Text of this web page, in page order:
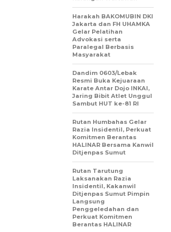
Harakah BAKOMUBIN DKI
Jakarta dan FH UHAMKA
Gelar Pelatihan
Advokasi serta
Paralegal Berbasis
Masyarakat
Dandim 0603/Lebak
Resmi Buka Kejuaraan
Karate Antar Dojo INKAI,
Jaring Bibit Atlet Unggul
Sambut HUT ke-81 RI
Rutan Humbahas Gelar
Razia Insidentil, Perkuat
Komitmen Berantas
HALINAR Bersama Kanwil
Ditjenpas Sumut
Rutan Tarutung
Laksanakan Razia
Insidentil, Kakanwil
Ditjenpas Sumut Pimpin
Langsung
Penggeledahan dan
Perkuat Komitmen
Berantas HALINAR